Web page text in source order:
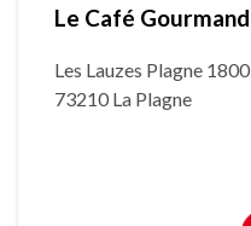
Le Café Gourmand
Les Lauzes Plagne 1800
73210 La Plagne